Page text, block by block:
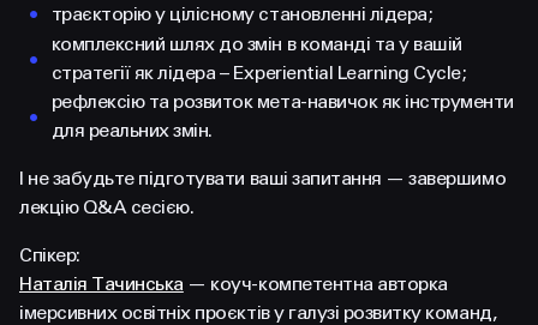
траєкторію у цілісному становленні лідера;
комплексний шлях до змін в команді та у вашій
стратегії як лідера – Experiential Learning Cycle;
рефлексію та розвиток мета-навичок як інструменти
для реальних змін.
І не забудьте підготувати ваші запитання — завершимо
лекцію Q&A сесією.
Спікер:
Наталія Тачинська — коуч-компетентна авторка
імерсивних освітніх проєктів у галузі розвитку команд,